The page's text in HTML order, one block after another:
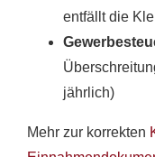
entfällt die
jährlich)
Mehr zur korrekten